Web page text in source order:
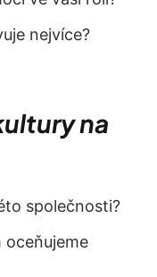
nejvíce?
na
společnosti?
oceňujeme